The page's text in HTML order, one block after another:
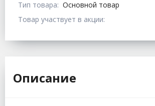
Тип товара: Основной товар
Товар участвует в акции:
Описание